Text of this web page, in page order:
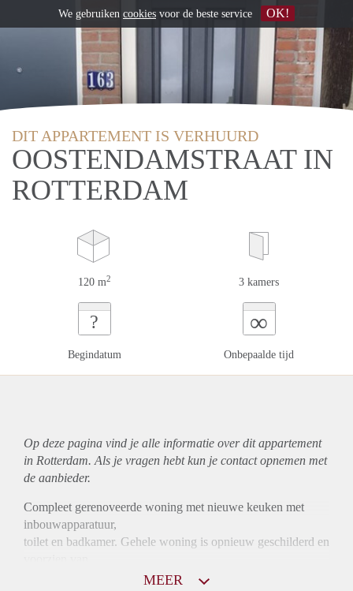
DIT APPARTEMENT IS VERHUURD
OOSTENDAMSTRAAT IN
ROTTERDAM
120 m2 3 kamers
?
Begindatum
∞
Onbepaalde tijd
Op deze pagina vind je alle informatie over ditappartement
in Rotterdam. Als je vragen hebt kun je contact opnemen met
de aanbieder.
Compleet gerenoveerde woning met nieuwe keuken met
inbouwapparatuur,
toilet en badkamer. Gehele woning is opnieuw geschilderd en
MEER
We gebruiken cookies voor de beste service OK!